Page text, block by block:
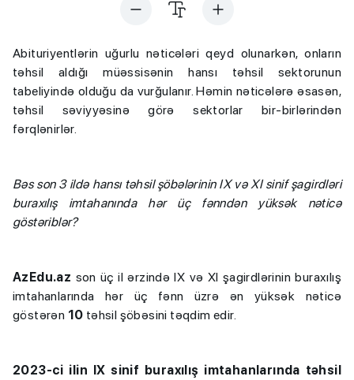
Abituriyentlərin uğurlu nəticələri qeyd olunarkən, onların
təhsil aldığı müəssisənin hansı təhsil sektorunun
tabeliyində olduğu da vurğulanır. Həmin nəticələrə əsasən,
təhsil səviyyəsinə görə sektorlar bir-birlərindən
fərqlənirlər.
Bəs son 3 ildə hansı təhsil şöbələrinin IX və XI sinif şagirdləri
buraxılış imtahanında hər üç fənndən yüksək nəticə
göstəriblər?
AzEdu.az son üç il ərzində IX və XI şagirdlərinin buraxılış
imtahanlarında hər üç fənn üzrə ən yüksək nəticə
göstərən 10 təhsil şöbəsini təqdim edir.
2023-ci ilin IX sinif buraxılış imtahanlarında təhsil